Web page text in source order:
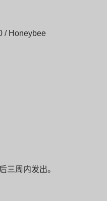
/ Honeybee
三周内发出。